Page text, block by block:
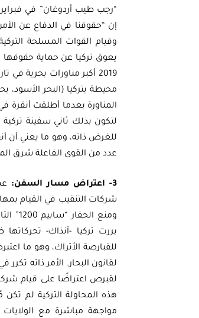
إن “حقوقنا في الدفاع عن
وقيام القوات المسلحة
للغرض ذاته، وهو ما يعني أن
عدد من القوى الفاعلة شرق
3- اعتراض مسار السفن:
ومنع
بررت تركيا -آنذاك-
للقبارصة الأتراك، وهو ما
لقبرص اعتراضًا على قيام
هذه المحاولة التركية لم
مواجهة مباشرة مع الولايات